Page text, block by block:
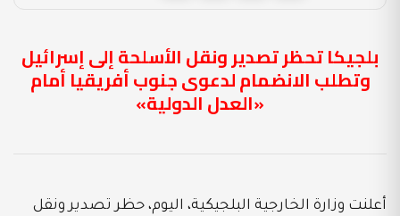
بلجيكا تحظر تصدير ونقل الأسلحة إلى إسرائيل
وتطلب الانضمام لدعوى جنوب أفريقيا أمام
«العدل الدولية»
أعلنت وزارة الخارجية البلجيكية، اليوم، حظر تصدير ونقل